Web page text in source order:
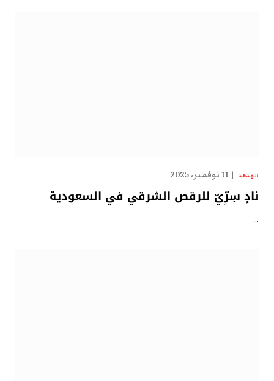
الهدهد 11 نوفمبر، 2025
نادٍ سِرِّيّ للرقص الشرقي في السعودية
…